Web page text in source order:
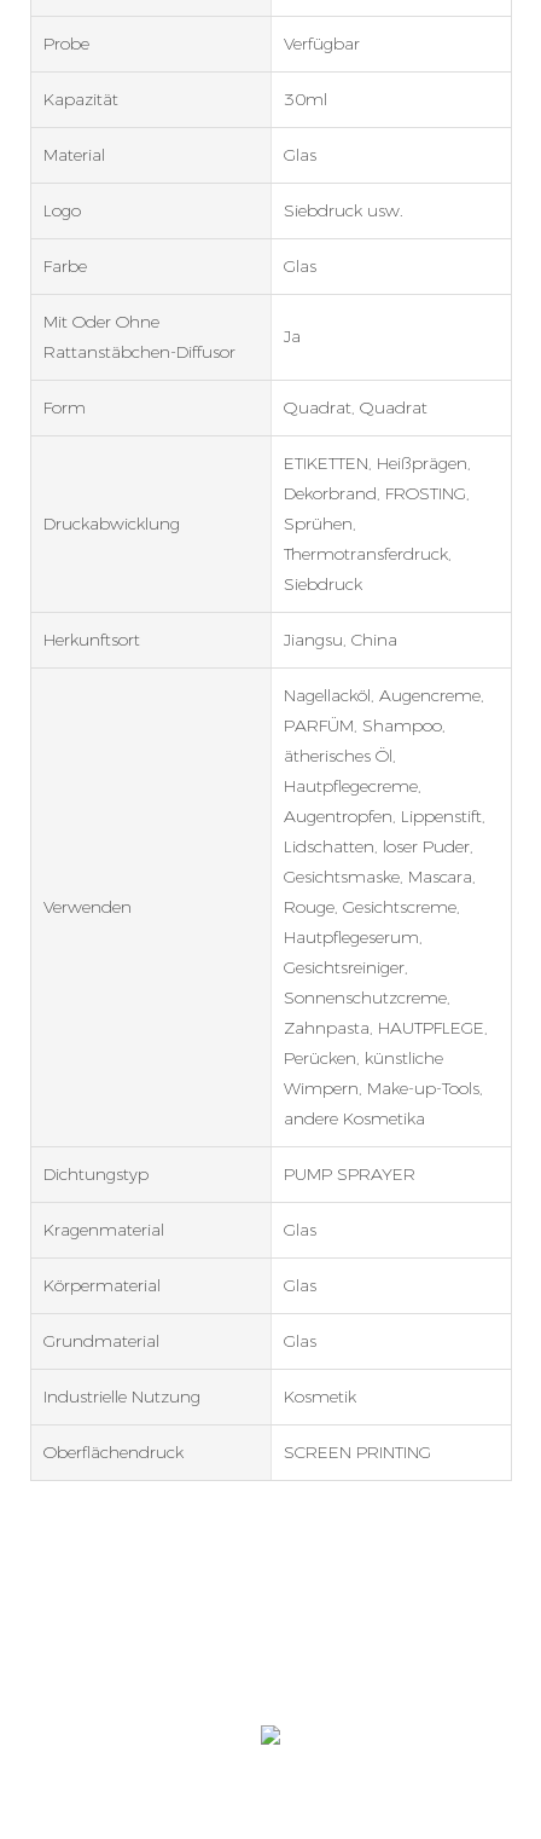
Probe Verfügbar
Kapazität 30ml
Material Glas
Logo Siebdruck usw.
Farbe Glas
Mit Oder Ohne
Rattanstäbchen-Diffusor
Ja
Form Quadrat, Quadrat
Druckabwicklung
ETIKETTEN, Heißprägen,
Dekorbrand, FROSTING,
Sprühen,
Thermotransferdruck,
Siebdruck
Herkunftsort Jiangsu, China
Verwenden
Nagellacköl, Augencreme,
PARFÜM, Shampoo,
ätherisches Öl,
Hautpflegecreme,
Augentropfen, Lippenstift,
Lidschatten, loser Puder,
Gesichtsmaske, Mascara,
Rouge, Gesichtscreme,
Hautpflegeserum,
Gesichtsreiniger,
Sonnenschutzcreme,
Zahnpasta, HAUTPFLEGE,
Perücken, künstliche
Wimpern, Make-up-Tools,
andere Kosmetika
Dichtungstyp PUMP SPRAYER
Kragenmaterial Glas
Körpermaterial Glas
Grundmaterial Glas
Industrielle Nutzung Kosmetik
Oberflächendruck SCREEN PRINTING